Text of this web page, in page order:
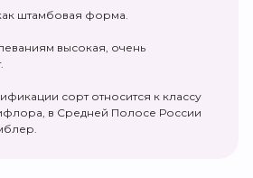
штамбовая форма.
высокая, очень
сорт относится к классу
в Средней Полосе России